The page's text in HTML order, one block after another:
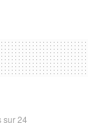
sur 24